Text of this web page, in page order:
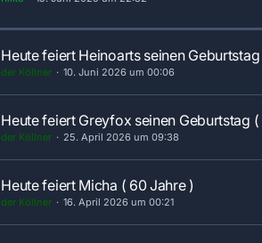
Heute feiert Heinoarts seinen
der Köllner 10. Juni 2026 um 00:06
Heute feiert Greyfox seinen Geburtstag (
der Köllner 25. April 2026 um 09:38
Heute feiert Micha ( 60 Jahre )
der Köllner 16. April 2026 um 00:21